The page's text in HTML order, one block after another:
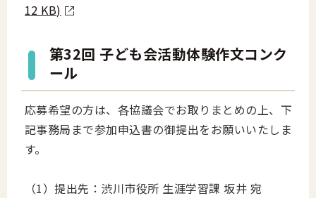
12 KB)
第32回 子ども会活動体験作文コンク
ール
応募希望の方は、各協議会でお取りまとめの上、下
記事務局まで参加申込書の御提出をお願いいたしま
す。
（1）提出先：渋川市役所 生涯学習課 坂井 宛